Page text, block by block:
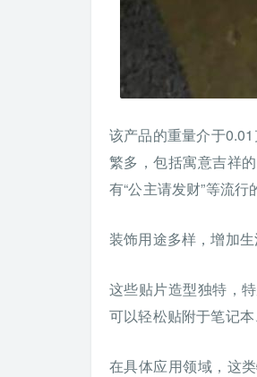
该产品的重量介于
繁多，包括寓意吉祥
有“公主请发财”等流行
装饰用途多样，增加
这些贴片造型独特，
可以轻松贴附于笔记
在具体应用领域，这